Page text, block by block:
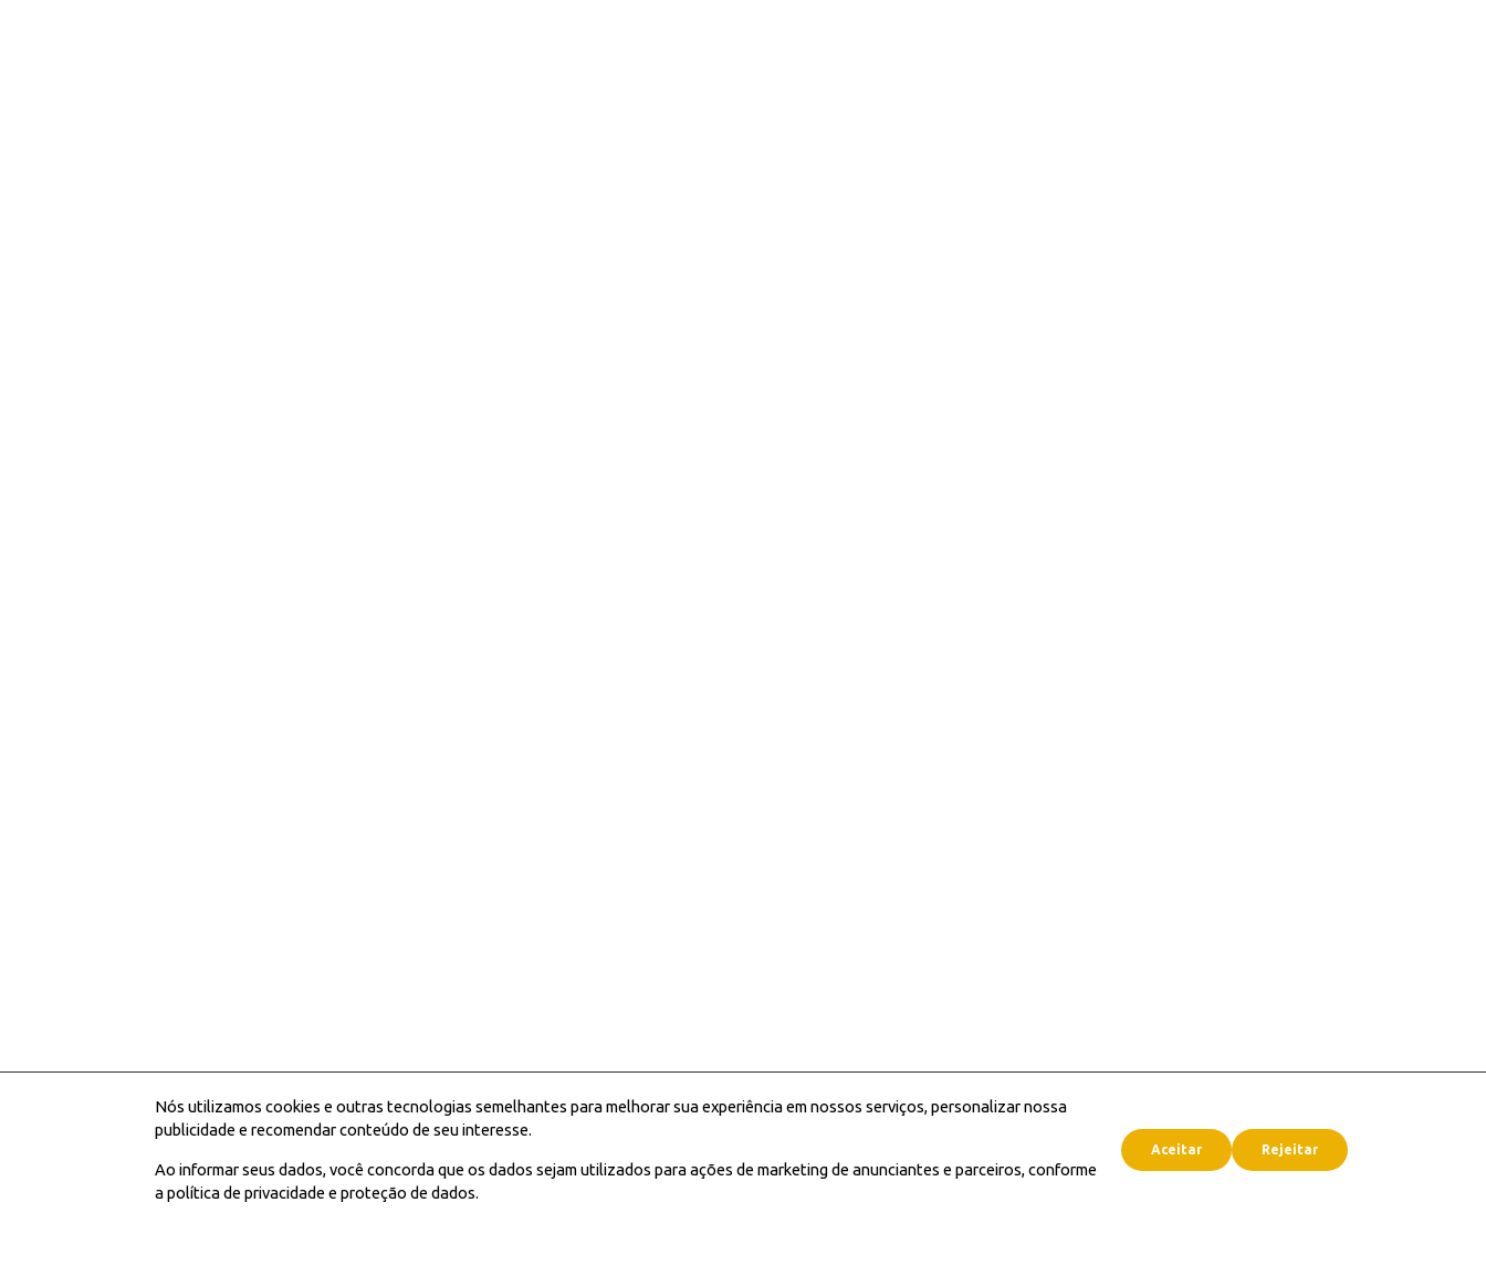
Nós utilizamos cookies e outras tecnologias semelhantes para melhorar sua experiência em nossos serviços, personalizar nossa
publicidade e recomendar conteúdo de seu interesse.
Ao informar seus dados, você concorda que os dados sejam utilizados para ações de marketing de anunciantes e parceiros, conforme
a política de privacidade e proteção de dados.
Aceitar Rejeitar